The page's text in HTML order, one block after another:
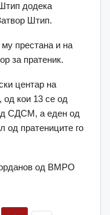
додека
Штип.
престана и на
за пратеник.
центар на
од кои 13 се од
СДСМ, а еден од
од пратениците го
од ВМРО